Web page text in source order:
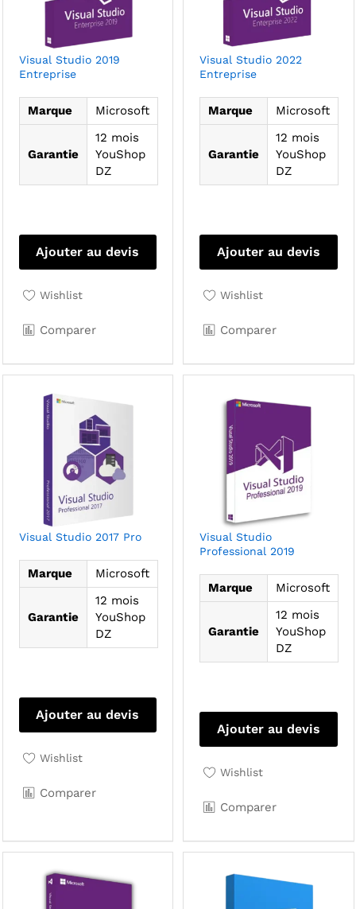
Visual Studio 2019
Entreprise
Marque Microsoft
Garantie
12 mois
YouShop
DZ
Ajouter au devis
Wishlist
Comparer
Visual Studio 2022
Entreprise
Marque Microsoft
Garantie
12 mois
YouShop
DZ
Ajouter au devis
Wishlist
Comparer
Visual Studio 2017 Pro
Marque Microsoft
Garantie
12 mois
YouShop
DZ
Ajouter au devis
Wishlist
Comparer
Visual Studio
Professional 2019
Marque Microsoft
Garantie
12 mois
YouShop
DZ
Ajouter au devis
Wishlist
Comparer